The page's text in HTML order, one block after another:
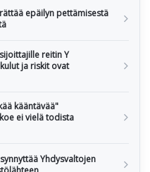
epäilyn pettämisestä
reitin Y
ja riskit ovat
kääntävää"
ei vielä todista
Yhdysvaltojen